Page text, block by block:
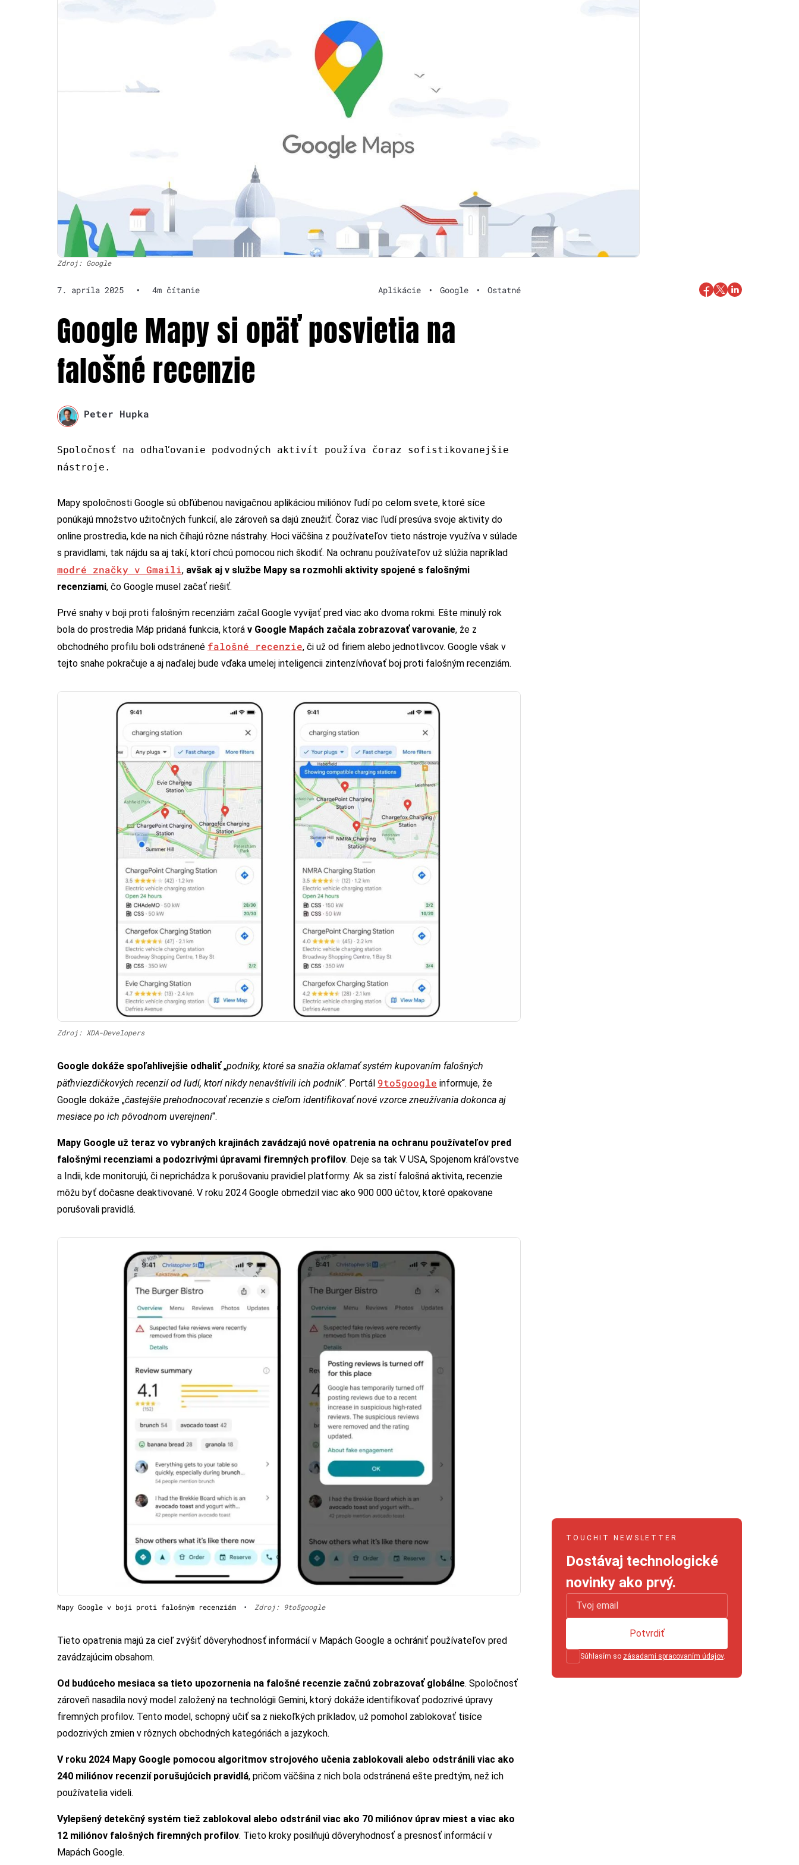
Zdroj: Google
7. apríla 2025 • 4m čítanie Aplikácie • Google • Ostatné
Google Mapy si opäť posvietia na
falošné recenzie
Peter Hupka
Spoločnosť na odhaľovanie podvodných aktivít používa čoraz sofistikovanejšie
nástroje.
Mapy spoločnosti Google sú obľúbenou navigačnou aplikáciou miliónov ľudí po celom svete, ktoré síce
ponúkajú množstvo užitočných funkcií, ale zároveň sa dajú zneužiť. Čoraz viac ľudí presúva svoje aktivity do
online prostredia, kde na nich číhajú rôzne nástrahy. Hoci väčšina z používateľov tieto nástroje využíva v súlade
s pravidlami, tak nájdu sa aj takí, ktorí chcú pomocou nich škodiť. Na ochranu používateľov už slúžia napríklad
modré značky v Gmaili, avšak aj v službe Mapy sa rozmohli aktivity spojené s falošnými
recenziami, čo Google musel začať riešiť.
Prvé snahy v boji proti falošným recenziám začal Google vyvíjať pred viac ako dvoma rokmi. Ešte minulý rok
bola do prostredia Máp pridaná funkcia, ktorá v Google Mapách začala zobrazovať varovanie, že z
obchodného profilu boli odstránené falošné recenzie, či už od firiem alebo jednotlivcov. Google však v
tejto snahe pokračuje a aj naďalej bude vďaka umelej inteligencii zintenzívňovať boj proti falošným recenziám.
Zdroj: XDA-Developers
Google dokáže spoľahlivejšie odhaliť„podniky, ktoré sa snažia oklamať systém kupovaním falošných
päťhviezdičkových recenzií od ľudí, ktorí nikdy nenavštívili ich podnik“. Portál 9to5google informuje, že
Google dokáže „častejšie prehodnocovať recenzie s cieľom identifikovať nové vzorce zneužívania dokonca aj
mesiace po ich pôvodnom uverejnení“.
Mapy Google už teraz vo vybraných krajinách zavádzajú nové opatrenia na ochranu používateľov pred
falošnými recenziami a podozrivými úpravami firemných profilov. Deje sa tak V USA, Spojenom kráľovstve
a Indii, kde monitorujú, či neprichádza k porušovaniu pravidiel platformy. Ak sa zistí falošná aktivita, recenzie
môžu byť dočasne deaktivované. V roku 2024 Google obmedzil viac ako 900 000 účtov, ktoré opakovane
porušovali pravidlá.
Mapy Google v boji proti falošným recenziám • Zdroj: 9to5google
Tieto opatrenia majú za cieľ zvýšiť dôveryhodnosť informácií v Mapách Google a ochrániť používateľov pred
zavádzajúcim obsahom.
Od budúceho mesiaca sa tieto upozornenia na falošné recenzie začnú zobrazovať globálne. Spoločnosť
zároveň nasadila nový model založený na technológii Gemini, ktorý dokáže identifikovať podozrivé úpravy
firemných profilov. Tento model, schopný učiť sa z niekoľkých príkladov, už pomohol zablokovať tisíce
podozrivých zmien v rôznych obchodných kategóriách a jazykoch.
V roku 2024 Mapy Google pomocou algoritmov strojového učenia zablokovali alebo odstránili viac ako
240 miliónov recenzií porušujúcich pravidlá, pričom väčšina z nich bola odstránená ešte predtým, než ich
používatelia videli.
Vylepšený detekčný systém tiež zablokoval alebo odstránil viac ako 70 miliónov úprav miest a viac ako
12 miliónov falošných firemných profilov. Tieto kroky posilňujú dôveryhodnosť a presnosť informácií v
Mapách Google.
TOUCHIT NEWSLETTER
Dostávaj technologické
novinky ako prvý.
Súhlasím so zásadami spracovaním údajov.
Potvrdiť